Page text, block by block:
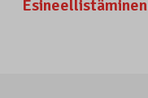
Esineellistäminen